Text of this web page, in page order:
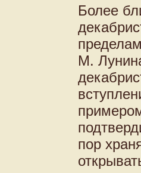
Более
М.
пор